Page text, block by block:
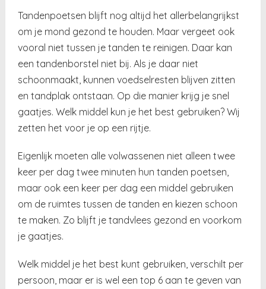
Tandenpoetsen blijft nog altijd het allerbelangrijkst
om je mond gezond te houden. Maar vergeet ook
vooral niet tussen je tanden te reinigen. Daar kan
een tandenborstel niet bij. Als je daar niet
schoonmaakt, kunnen voedselresten blijven zitten
en tandplak ontstaan. Op die manier krijg je snel
gaatjes. Welk middel kun je het best gebruiken? Wij
zetten het voor je op een rijtje.
Eigenlijk moeten alle volwassenen niet alleen twee
keer per dag twee minuten hun tanden poetsen,
maar ook een keer per dag een middel gebruiken
om de ruimtes tussen de tanden en kiezen schoon
te maken. Zo blijft je tandvlees gezond en voorkom
je gaatjes.
Welk middel je het best kunt gebruiken, verschilt per
persoon, maar er is wel een top 6 aan te geven van